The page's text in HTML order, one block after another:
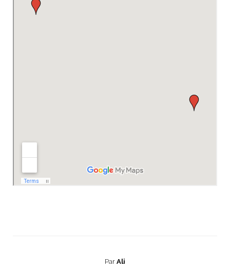
Par Ali